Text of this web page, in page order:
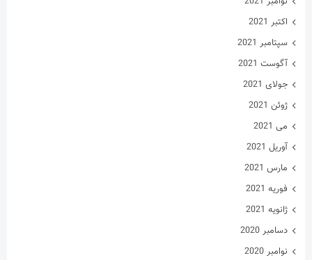
اکتبر 2021
سپتامبر 2021
آگوست 2021
جولای 2021
ژوئن 2021
می 2021
آوریل 2021
مارس 2021
فوریه 2021
ژانویه 2021
دسامبر 2020
نوامبر 2020